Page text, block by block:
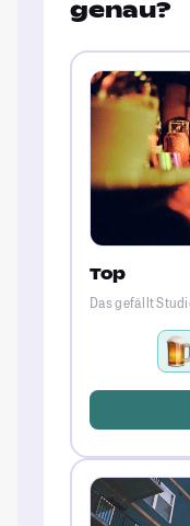
genau?
Top
Das gefällt